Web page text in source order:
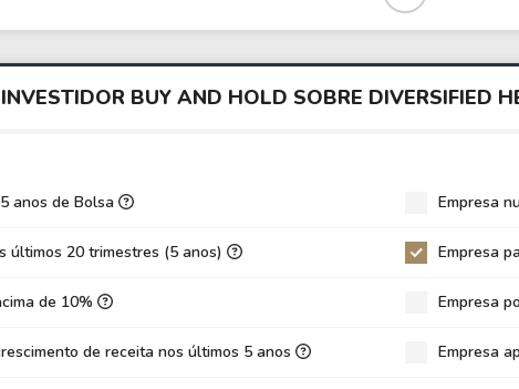
0,31
-0,60%
BUY AND HOLD SOBRE DIVERSIFIED
anos de Bolsa Empresa
últimos 20 trimestres (5 anos) Empresa
de 10% Empresa
de receita nos últimos 5 anos Empresa